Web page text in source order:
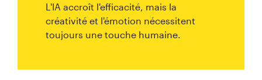
L'IA accroît l'efficacité, mais la
créativité et l'émotion nécessitent
toujours une touche humaine.